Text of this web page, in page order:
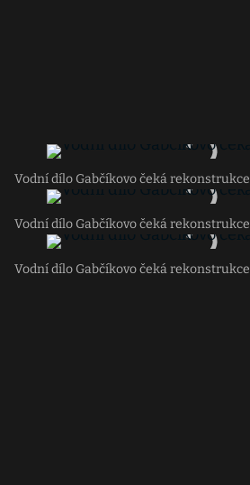
Vodní dílo Gabčíkovo čeká rekonstrukce
Vodní dílo Gabčíkovo čeká rekonstrukce
Vodní dílo Gabčíkovo čeká rekonstrukce